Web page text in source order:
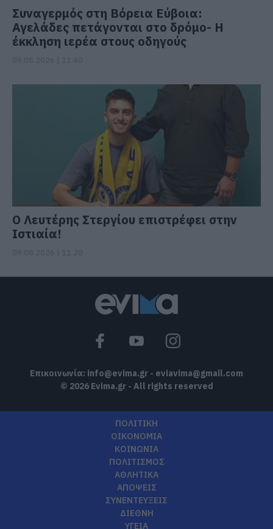
Συναγερμός στη Βόρεια Εύβοια:
Αγελάδες πετάγονται στο δρόμο- Η
έκκληση ιερέα στους οδηγούς
Ο Λευτέρης Στεργίου επιστρέφει στην
Ιστιαία!
Επικοινωνία: info@evima.gr - eviavima@gmail.com
© 2026 Evima.gr - All rights reserved
ΠΟΛΙΤΙΚΗ
ΟΙΚΟΝΟΜΙΑ
ΚΟΙΝΩΝΙΑ
ΠΟΛΙΤΙΣΜΟΣ
ΑΘΛΗΤΙΚΑ
ΑΠΟΨΕΙΣ
ΣΥΝΕΝΤΕΥΞΕΙΣ
ΔΙΕΘΝΗ
ΥΓΕΙΑ